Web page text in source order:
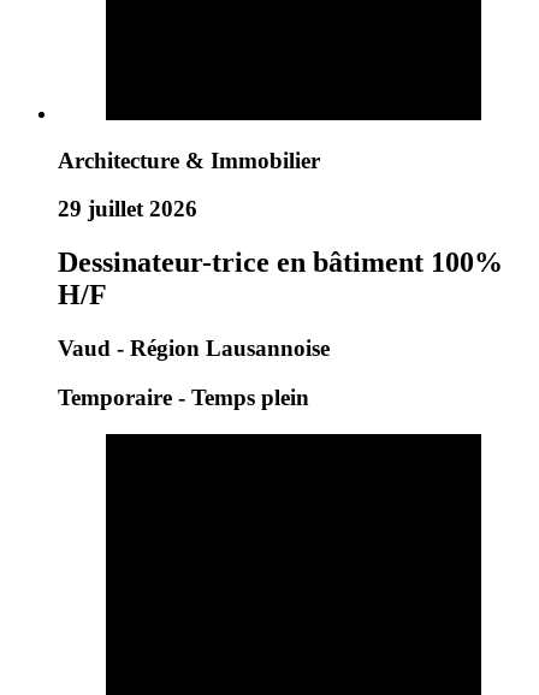
Architecture & Immobilier
29 juillet 2026
Dessinateur-trice en bâtiment 100%
H/F
Vaud - Région Lausannoise
Temporaire - Temps plein